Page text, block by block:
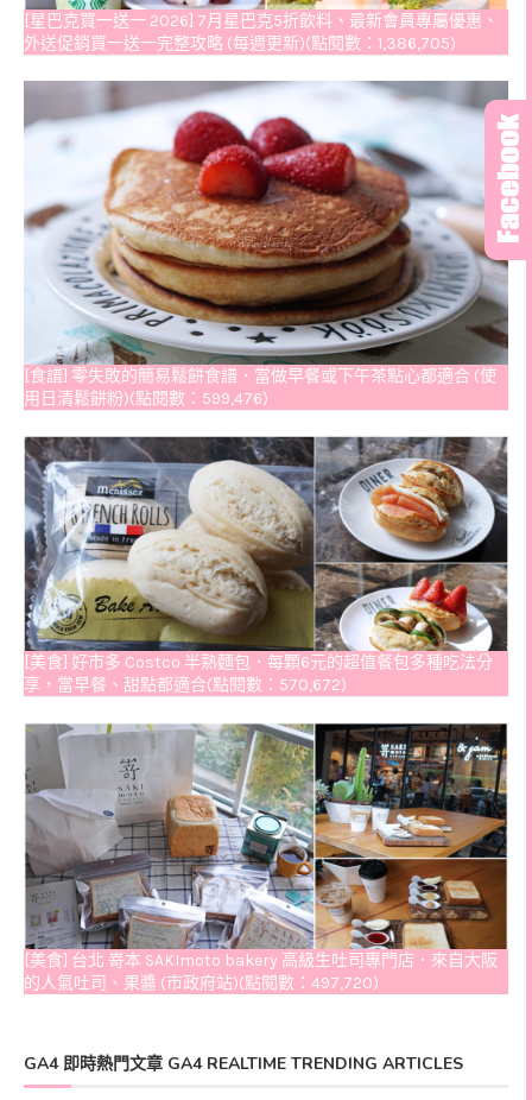
[星巴克買一送一 2026] 7月星巴克5折飲料、最新會員專屬優惠、
外送促銷買一送一完整攻略 (每週更新)(點閱數：1,386,705)
[食譜] 零失敗的簡易鬆餅食譜．當做早餐或下午茶點心都適合 (使
用日清鬆餅粉)(點閱數：599,476)
[美食] 好市多 Costco 半熟麵包．每顆6元的超值餐包多種吃法分
享，當早餐、甜點都適合(點閱數：570,672)
[美食] 台北 嵜本 SAKImoto bakery 高級生吐司專門店．來自大阪
的人氣吐司、果醬 (市政府站)(點閱數：497,720)
GA4 即時熱門文章 GA4 REALTIME TRENDING ARTICLES